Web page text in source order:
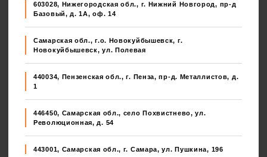
603028, Нижегородская обл., г. Нижний Новгород, пр-д
Базовый, д. 1А, оф. 14
Самарская обл., г.о. Новокуйбышевск, г.
Новокуйбышевск, ул. Полевая
440034, Пензенская обл., г. Пенза, пр-д. Металлистов, д.
1
446450, Самарская обл., село Похвистнево, ул.
Революционная, д. 54
443001, Самарская обл., г. Самара, ул. Пушкина, 196